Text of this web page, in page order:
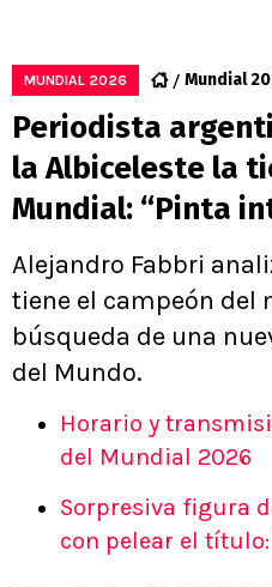
MUNDIAL 2026 Mundial
Periodista
la Albiceleste la
Mundial: “Pinta
Alejandro Fabbri
tiene el campeón del
búsqueda de una
del Mundo.
Horario y
del Mundial 2026
Sorpresiva figura
con pelear el título: